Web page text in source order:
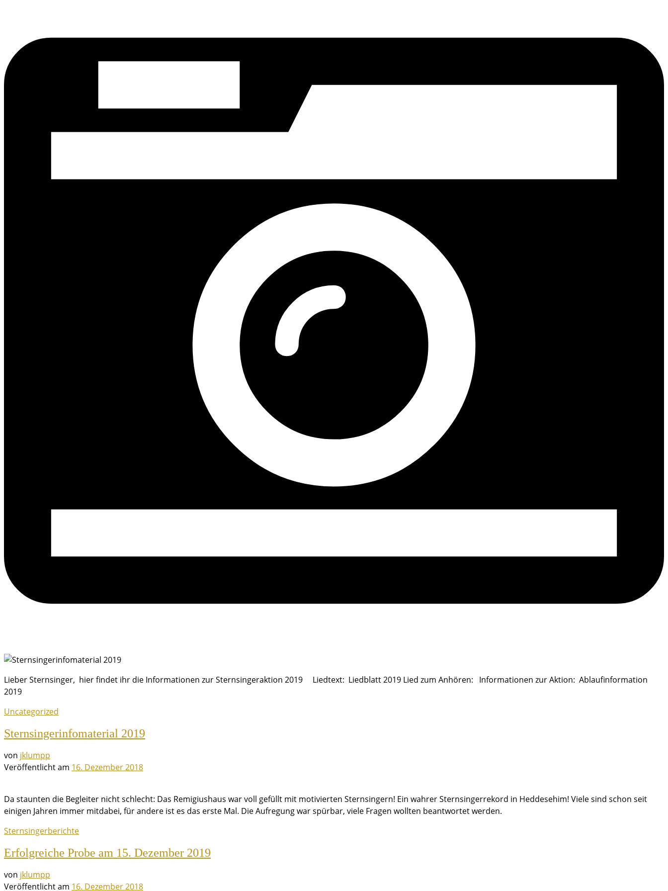
Lieber Sternsinger, hier findet ihr die Informationen zur Sternsingeraktion 2019 Liedtext: Liedblatt 2019 Lied zum Anhören: Informationen zur Aktion: Ablaufinformation
2019
Uncategorized
Sternsingerinfomaterial 2019
von jklumpp
Veröffentlicht am 16. Dezember 2018
Da staunten die Begleiter nicht schlecht: Das Remigiushaus war voll gefüllt mit motivierten Sternsingern! Ein wahrer Sternsingerrekord in Heddesehim! Viele sind schon seit
einigen Jahren immer mitdabei, für andere ist es das erste Mal. Die Aufregung war spürbar, viele Fragen wollten beantwortet werden.
Sternsingerberichte
Erfolgreiche Probe am 15. Dezember 2019
von jklumpp
Veröffentlicht am 16. Dezember 2018